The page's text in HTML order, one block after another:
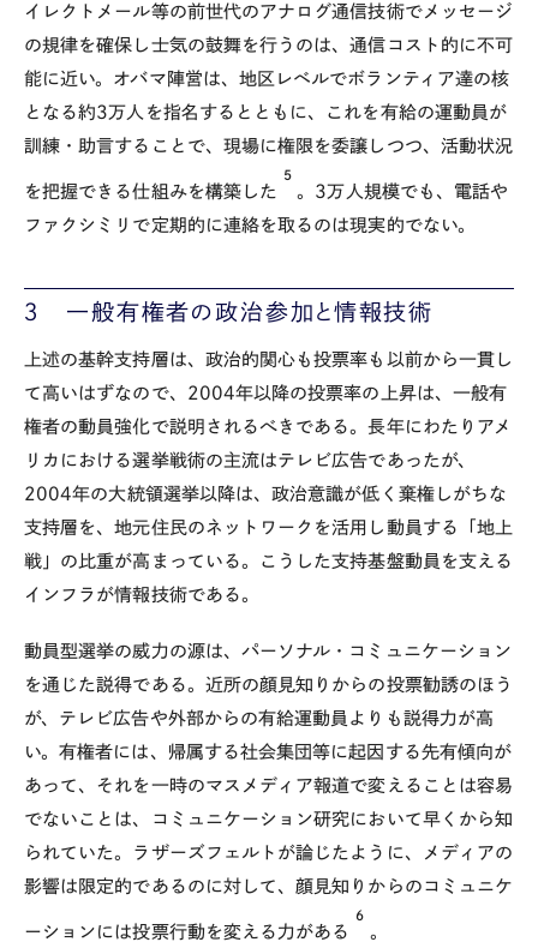
イレクトメール等の前世代のアナログ通信技術でメッセージ
の規律を確保し士気の鼓舞を行うのは、通信コスト的に不可
能に近い。オバマ陣営は、地区レベルでボランティア達の核
となる約3万人を指名するとともに、これを有給の運動員が
訓練・助言することで、現場に権限を委譲しつつ、活動状況
を把握できる仕組みを構築した
5
。3万人規模でも、電話や
ファクシミリで定期的に連絡を取るのは現実的でない。
３ 一般有権者の政治参加と情報技術
上述の基幹支持層は、政治的関心も投票率も以前から一貫し
て高いはずなので、2004年以降の投票率の上昇は、一般有
権者の動員強化で説明されるべきである。長年にわたりアメ
リカにおける選挙戦術の主流はテレビ広告であったが、
2004年の大統領選挙以降は、政治意識が低く棄権しがちな
支持層を、地元住民のネットワークを活用し動員する「地上
戦」の比重が高まっている。こうした支持基盤動員を支える
インフラが情報技術である。
動員型選挙の威力の源は、パーソナル・コミュニケーション
を通じた説得である。近所の顔見知りからの投票勧誘のほう
が、テレビ広告や外部からの有給運動員よりも説得力が高
い。有権者には、帰属する社会集団等に起因する先有傾向が
あって、それを一時のマスメディア報道で変えることは容易
でないことは、コミュニケーション研究において早くから知
られていた。ラザーズフェルトが論じたように、メディアの
影響は限定的であるのに対して、顔見知りからのコミュニケ
ーションには投票行動を変える力がある
6
。